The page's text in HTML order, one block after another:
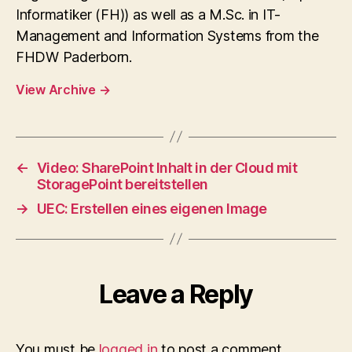
Informatiker (FH)) as well as a M.Sc. in IT-
Management and Information Systems from the
FHDW Paderborn.
View Archive →
← Video: SharePoint Inhalt in der Cloud mit
StoragePoint bereitstellen
→
UEC: Erstellen eines eigenen Image
Leave a Reply